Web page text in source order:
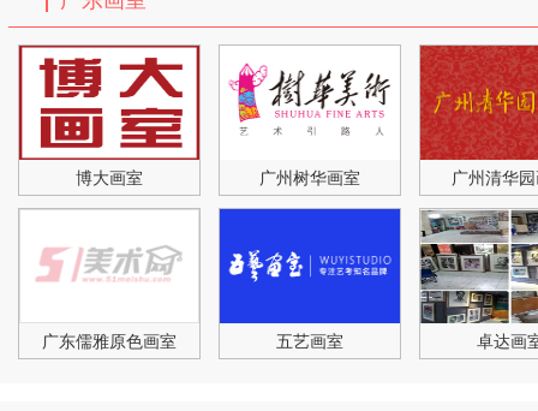
博大画室 广州树华画室 广州清华
广东儒雅原色画室 五艺画室 卓达画